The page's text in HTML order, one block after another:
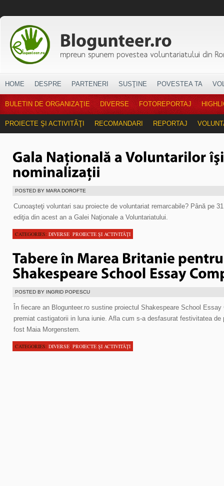
HOME DESPRE PARTENERI SUSŢINE POVESTEA TA
BULETIN DE ORGANIZAŢIE DIVERSE FOTOREPORTAJ
PROIECTE ŞI ACTIVITĂŢI RECOMANDARI REPORTAJ
POSTED BY MARA DOROFTE
Cunoaşteţi voluntari sau proiecte de voluntariat remarcabile? Până pe
ediţia din acest an a Galei Naţionale a Voluntariatului.
CATEGORIES: DIVERSE, PROIECTE ŞI ACTIVITĂŢI
POSTED BY INGRID POPESCU
În fiecare an Blogunteer.ro sustine proiectul Shakespeare School
premiat castigatorii in luna iunie. Afla cum s-a desfasurat festivitatea
fost Maia Morgenstern.
CATEGORIES: DIVERSE, PROIECTE ŞI ACTIVITĂŢI